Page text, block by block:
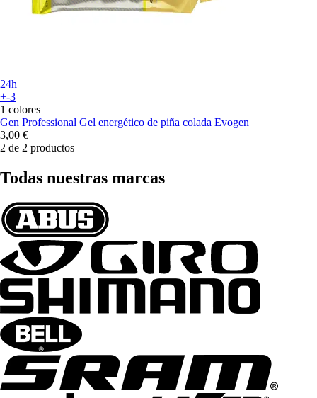
24h
+-3
1 colores
Gen Professional Gel energético de piña colada Evogen
3,00 €
2 de 2 productos
Todas nuestras marcas